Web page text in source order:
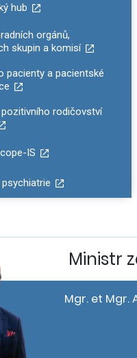
hub
orgánů,
skupin a komisí
pacienty a pacientské
rodičovství
IS
Ministr
Mgr. et Mgr.